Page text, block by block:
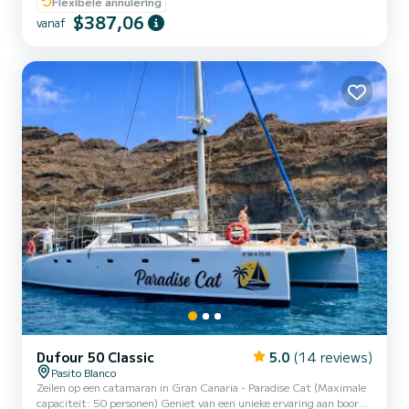
bereikbaar zijn per zee. Vaar de oceaan op in een prachtig nieuw
zeiljacht uit 2019 en met alle benodigde uitrusting. Je kunt
kiezen om te eten aan de eettafel of die in de kuip beschermd
vanaf $387,06
Dufour 50 Classic 5.0 (14 reviews)
Pasito Blanco
Zeilen op een catamaran in Gran Canaria - Paradise Cat (Maximale
capaciteit: 50 personen) Geniet van een unieke ervaring aan boord